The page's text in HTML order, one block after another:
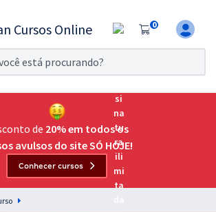
0
11
Teste grátis por 7 dias!
Até Passar
preparação para o Exame da
e intensiva para as principais
do Brasil
de 20% em todos os
avulsos do site SÓ HOJE!
Conhecer cursos